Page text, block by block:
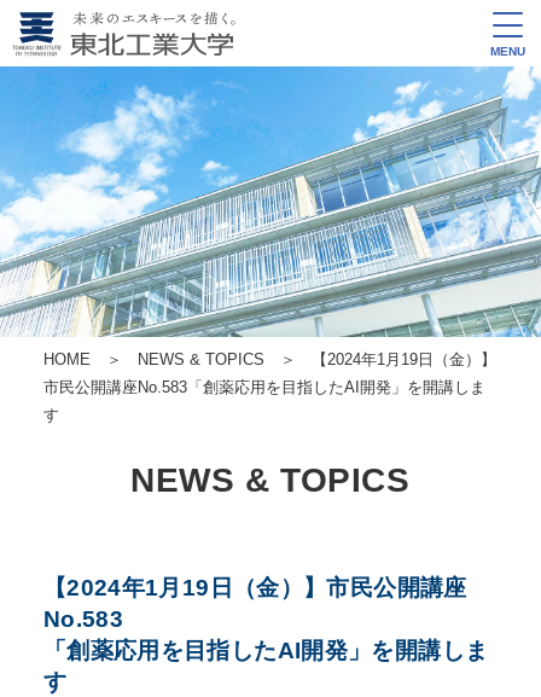
MENU
HOME ＞ NEWS & TOPICS ＞ 【2024年1月19日（金）】
市民公開講座No.583「創薬応用を目指したAI開発」を開講しま
す
NEWS & TOPICS
【2024年1月19日（金）】市民公開講座
No.583
「創薬応用を目指したAI開発」を開講しま
す